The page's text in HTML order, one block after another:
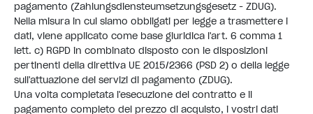
pagamento (Zahlungsdiensteumsetzungsgesetz - ZDUG).
Nella misura in cui siamo obbligati per legge a trasmettere i
dati, viene applicato come base giuridica l'art. 6 comma 1
lett. c) RGPD in combinato disposto con le disposizioni
pertinenti della direttiva UE 2015/2366 (PSD 2) o della legge
sull'attuazione dei servizi di pagamento (ZDUG).
Una volta completata l'esecuzione del contratto e il
pagamento completo del prezzo di acquisto, i vostri dati